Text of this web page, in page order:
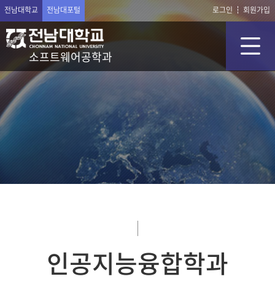
전남대학교 전남대포털 로그인 회원가입
소프트웨어공학과
인공지능융합학과